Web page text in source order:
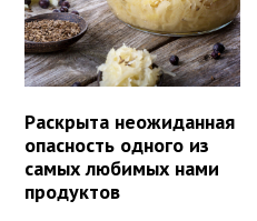
Раскрыта неожиданная
опасность одного из
самых любимых нами
продуктов